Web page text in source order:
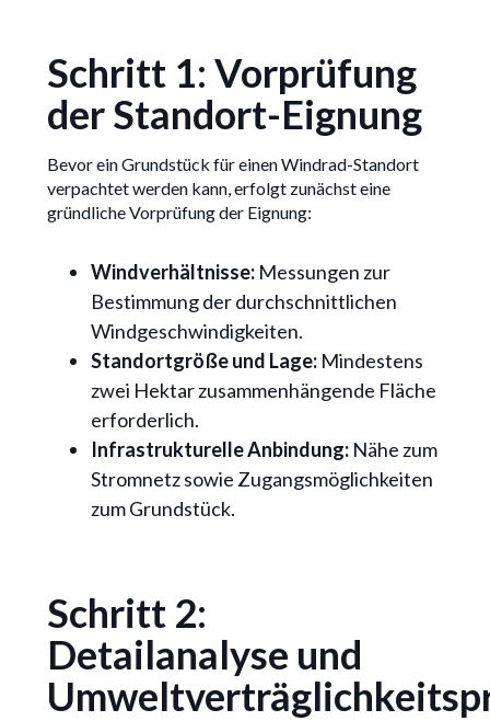
Schritt 1: Vorprüfung
der Standort-Eignung
Bevor ein Grundstück für einen Windrad-Standort
verpachtet werden kann, erfolgt zunächst eine
gründliche Vorprüfung der Eignung:
Windverhältnisse:Messungen zur
Bestimmung der durchschnittlichen
Windgeschwindigkeiten.
Standortgröße und Lage:Mindestens
zwei Hektar zusammenhängende Fläche
erforderlich.
Infrastrukturelle Anbindung:Nähe zum
Stromnetz sowie Zugangsmöglichkeiten
zum Grundstück.
Schritt 2:
Detailanalyse und